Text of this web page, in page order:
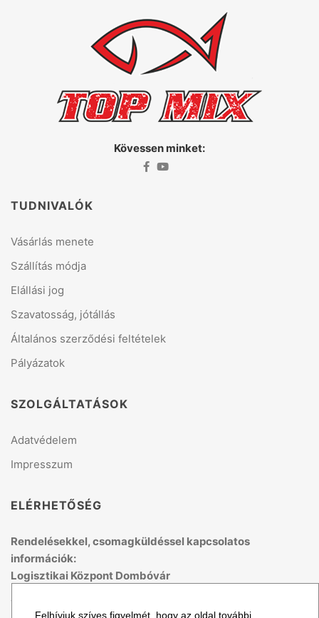
Felhívjuk szíves figyelmét, hogy az oldal további
Kövessen minket:
TUDNIVALÓK
Vásárlás menete
Szállítás módja
Elállási jog
Szavatosság, jótállás
Általános szerződési feltételek
Pályázatok
SZOLGÁLTATÁSOK
Adatvédelem
Impresszum
ELÉRHETŐSÉG
Rendelésekkel, csomagküldéssel kapcsolatos
információk:
Logisztikai Központ Dombóvár
Telefon: +36 70 679 41 53